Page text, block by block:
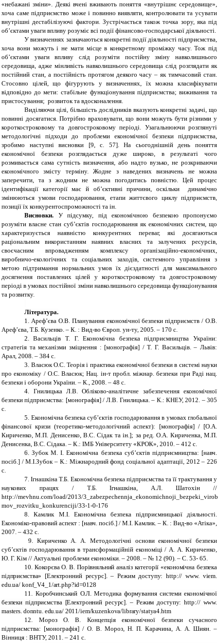
«небажані зміни». Деякі вчені вживають поняття «внутрішнє середовище»,
хоча саме підприємство може і повинно виявляти, контролювати та усувати
внутрішні дестабілізуючі фактори. Зустрічається також точка зору, яка під
об’єктами уваги впливу розуміє всі події фінансово-господарської діяльності.
У визначеннях зазначаються конкретні події діяльності підприємства,
хоча вони можуть і не мати місце в конкретному проміжку часу. Тож під
об’єктами уваги впливу слід розуміти постійну зміну навколишнього
середовища, адже мінливість навколишнього середовища слід розглядати як
постійний стан, а постійність протягом деякого часу – як тимчасовий стан.
Стосовно цілей, що фігурують у визначеннях, їх можна класифікувати
відповідно до мети: стабільне функціонування підприємства; виживання та
пристосування; розвиток та вдосконалення.
Виділяючи цілі, більшість дослідників вказують конкретні задачі, що
повинні досягатися. Потрібно враховувати, що вони можуть бути різними у
короткостроковому та довгостроковому періоді. Узагальнюючи розглянуті
методологічні підходи до проблеми економічної безпеки підприємства,
зробимо наступні висновки [9, с. 57]. На сьогоднішній день поняття
економічної безпеки розглядається дуже широко, в результаті чого
розмивається сама сутність визначення, або надто вузько, не розкриваючи
економічного змісту терміну. Жодне з наведених визначень не можна
заперечити, та з жодним не можна погодитись повністю. Цей процес
ідентифікації категорії має й об’єктивні причини, оскільки динамічно
змінюються умови господарювання, етапи життєвого циклу підприємств,
позиції їх конкурентоспроможності та ін.
Висновки.
У підсумку, під економічною безпекою пропонуємо
розуміти власне стан суб’єктів господарювання як економічних систем, що
характеризується наявністю конкурентних переваг, які досягаються
раціональним використанням наявних власних та залучених ресурсів,
своєчасним впровадженням комплексу організаційно-економічних,
виробничо-екологічних та соціальних заходів, системного управління з
метою підтримання нормальних умов їх дієздатності для максимального
досягнення поставлених цілей у короткостроковому та довгостроковому
періоді в умовах постійної зміни навколишнього середовища функціонування
та розвитку.
Література.
1.Ареф’єва О.В. Планування економічної безпеки підприємств / О.В.
Ареф’єва, Т.Б. Кузенко. – К. : Вид-во Європ. ун-ту, 2005. – 170 с.
2.Васильців Т. Г. Економічна безпека підприємництва України:
стратегія та механізми зміцнення : [монографія] / Т. Г. Васильців. – Львів:
Арал, 2008. – 384 с.
3. Власюк О.С. Теорія і практика економічної безпеки в системі науки
про економіку / О.С. Власюк; Нац. ін-т пробл. міжнар. безпеки при Раді нац.
безпеки і оборони України. – К., 2008. – 48 с.
4. Гнилицька Л.В. Обліково-аналітичне забезпечення економічної
безпеки підприємства: [монографія] / Л.В. Гнилицька. – К.: КНЕУ, 2012. – 305
с.
5. Економічна безпека суб’єктів господарювання в умовах глобальної
фінансової кризи (теоретико-методологічний аспект): [монографія] / [О.А.
Кириченко, М.П. Денисенко, В.С. Сідак та ін.]; за ред.О.А. Кириченка, М.П.
Денисенка, В.С. Сідака. – К.: ІМБ Університету «КРОК», 2010. – 412 с.
6.Зубок М. І. Економічна безпека суб’єктів підприємництва: [навч.
посіб.] / М.І.Зубок – К.: Міжнародний фонд соціальної адаптації, 2012 – 226
с.
7. Ігнашкіна Т.Б. Економічна безпека підприємства та її трактування у
наукових працях / Т.Б. Ігнашкіна, А.Л. Шатохін //
http://mevhnu.com/load/2013/
mov_rozvitku_konkurenciji/33-1-0-176
8. Камлик М.І. Економічна безпека підприємницької діяльності.
Економіко-правовий аспект : [навч. посіб.] / М.І. Камлик. – К. : Вид-во «Атіка»,
2007. – 432 с.
9. Кириченко А. А. Методологічні основи економічної безпеки
суб’єктів господарювання в трансформаційній економіці / А. А. Кириченко,
Ю. Г. Кім // Актуальні проблеми економіки. – 2008. – № 12 (90). – С. 53- 65.
10.Кокорєва О. В. Порівняльний аналіз категорії «економічна безпека
підприємства» [Електронний ресурс]. – Режим доступу: http:// www. viem.
edu.ua/ konf_V4_1/art.php?id=0128
11. Коробчинський О.Л. Методика формування системи економічної
безпеки підприємства [Електронний ресурс]. – Режим доступу: http:// www.
masters. donntu. edu.ua/ 2011/iem/kuzenkova/library/statya4.htm
12. Мороз О. В. Концепція економічної безпеки сучасного
підприємства: [монографія] / О. В. Мороз, Н. П. Карачина, А. А. Шиян. –
Вінниця : ВНТУ, 2011. – 241 с.